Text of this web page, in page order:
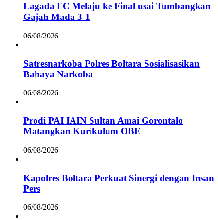
Lagada FC Melaju ke Final usai Tumbangkan
Gajah Mada 3-1
06/08/2026
Satresnarkoba Polres Boltara Sosialisasikan
Bahaya Narkoba
06/08/2026
Prodi PAI IAIN Sultan Amai Gorontalo
Matangkan Kurikulum OBE
06/08/2026
Kapolres Boltara Perkuat Sinergi dengan Insan
Pers
06/08/2026